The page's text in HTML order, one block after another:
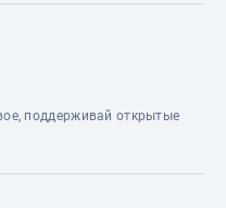
поддерживай открытые